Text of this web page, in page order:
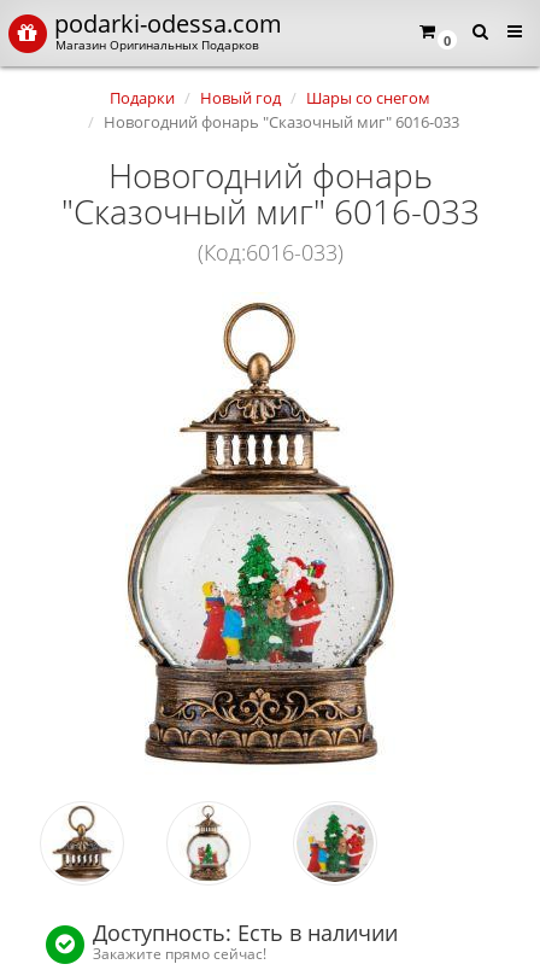
0
podarki-odessa.com
Магазин Оригинальных Подарков
Подарки Новый год
Шары со снегом
Новогодний фонарь "Сказочный миг" 6016-033
Новогодний фонарь
"Сказочный миг" 6016-033
(Код:6016-033)
Доступность: Есть в наличии
Закажите прямо сейчас!